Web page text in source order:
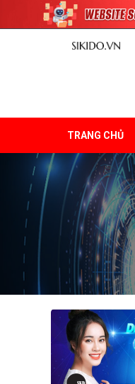
TRANG CHỦ